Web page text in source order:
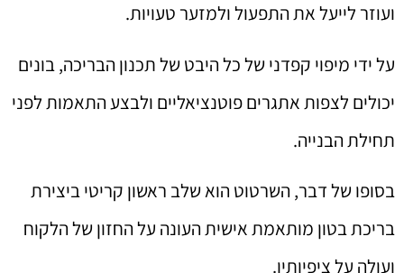
ועוזר לייעל את התפעול ולמזער טעויות.
על ידי מיפוי קפדני של כל היבט של תכנון הבריכה, בונים
יכולים לצפות אתגרים פוטנציאליים ולבצע התאמות לפני
תחילת הבנייה.
בסופו של דבר, השרטוט הוא שלב ראשון קריטי ביצירת
בריכת בטון מותאמת אישית העונה על החזון של הלקוח
ועולה על ציפיותיו.